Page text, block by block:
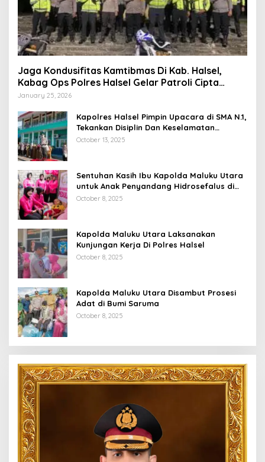
Jaga Kondusifitas Kamtibmas Di Kab. Halsel,
Kabag Ops Polres Halsel Gelar Patroli Cipta
Kondisi
January 25, 2026
Kapolres Halsel Pimpin Upacara di SMA N.1,
Tekankan Disiplin Dan Keselamatan
Berkendara
October 13, 2025
Sentuhan Kasih Ibu Kapolda Maluku Utara
untuk Anak Penyandang Hidrosefalus di
Desa Babang
October 8, 2025
Kapolda Maluku Utara Laksanakan
Kunjungan Kerja Di Polres Halsel
October 8, 2025
Kapolda Maluku Utara Disambut Prosesi
Adat di Bumi Saruma
October 8, 2025